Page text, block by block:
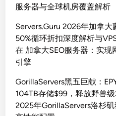
服务器与全球机房覆盖解析
Servers.Guru 2026年加拿大
50%循环折扣深度解析与
在 加拿大SEO服务器：实
引擎
GorillaServers黑五巨献：
104TB存储$99，释放野兽
2025年GorillaServers洛杉